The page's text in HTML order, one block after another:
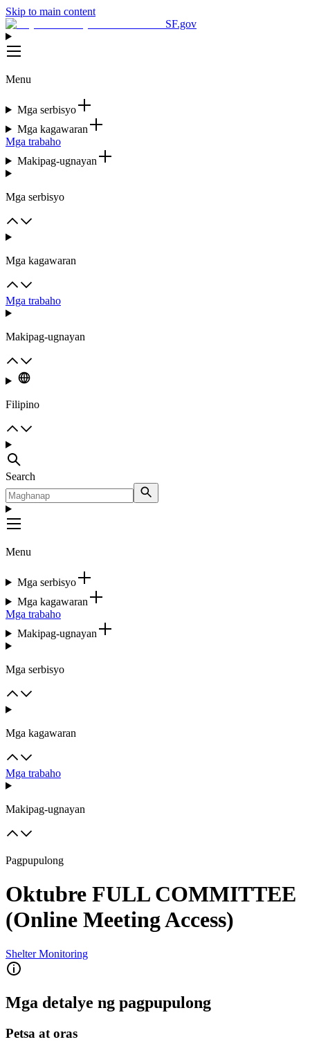
Skip to main content
SF.gov
Menu
Mga serbisyo
Mga kagawaran
Mga trabaho
Makipag-ugnayan
Mga serbisyo
Mga kagawaran
Mga trabaho
Makipag-ugnayan
Filipino
Search
Menu
Mga serbisyo
Mga kagawaran
Mga trabaho
Makipag-ugnayan
Mga serbisyo
Mga kagawaran
Mga trabaho
Makipag-ugnayan
Pagpupulong
Oktubre FULL COMMITTEE
(Online Meeting Access)
Shelter Monitoring
Mga detalye ng pagpupulong
Petsa at oras